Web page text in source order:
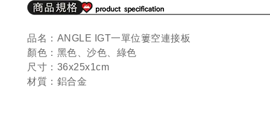
品名：ANGLE IGT一單位簍空連接板
顏色：黑色、沙色、綠色
尺寸：36x25x1cm
材質：鋁合金